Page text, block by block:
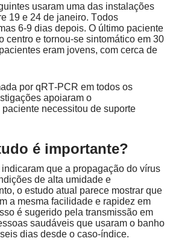
usaram uma das instalações
19 e 24 de janeiro. Todos
6-9 dias depois. O último paciente
centro e tornou-se sintomático em 30
eram jovens, com cerca de
por qRT-PCR em todos os
apoiaram o
necessitou de suporte
é importante?
que a propagação do vírus
de alta umidade e
o estudo atual parece mostrar que
a mesma facilidade e rapidez em
é sugerido pela transmissão em
saudáveis que usaram o banho
dias desde o caso-índice.